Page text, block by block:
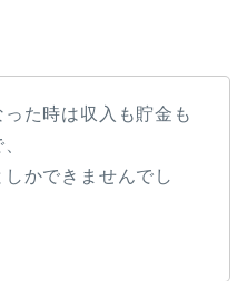
た時は収入も貯金も
かできませんでし